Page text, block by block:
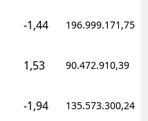
-1,44 196.999.171,75
1,53 90.472.910,39
-1,94 135.573.300,24